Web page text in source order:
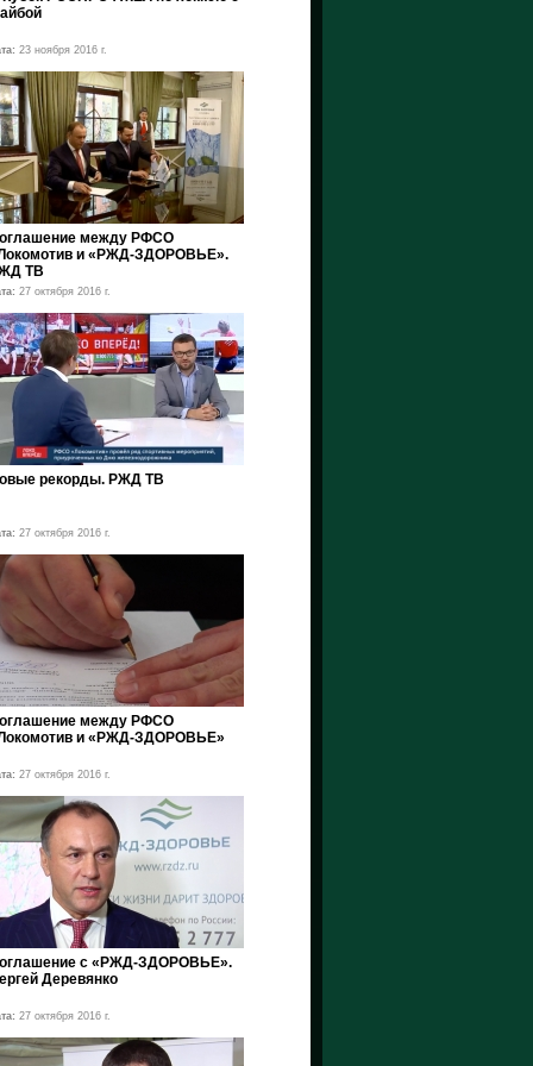
23 ноября 2016 г.
между РФСО
и «РЖД-ЗДОРОВЬЕ».
ТВ
27 октября 2016 г.
рекорды. РЖД ТВ
27 октября 2016 г.
между РФСО
и «РЖД-ЗДОРОВЬЕ»
27 октября 2016 г.
c «РЖД-ЗДОРОВЬЕ».
Деревянко
27 октября 2016 г.